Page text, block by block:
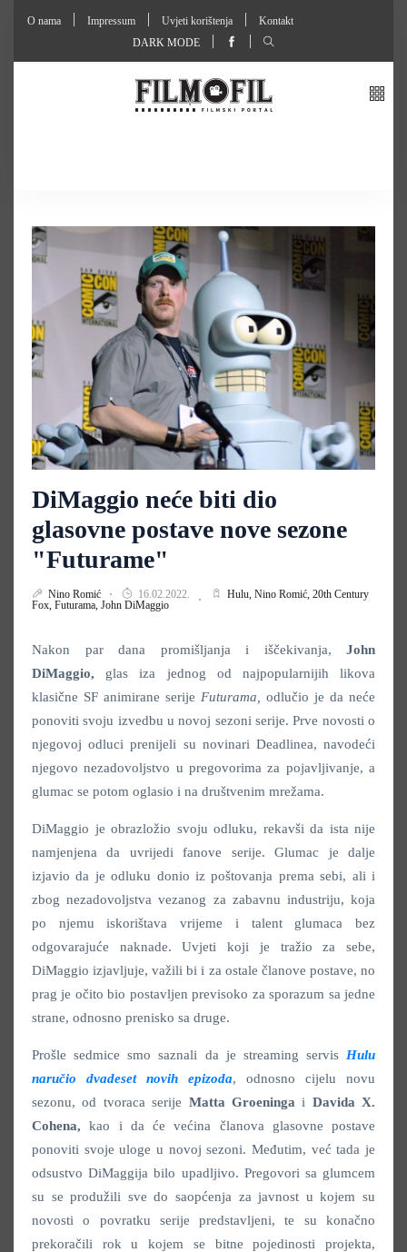
O nama Impressum Uvjeti korištenja
Kontakt
DARK MODE
DiMaggio neće biti dio
glasovne postave nove sezone
"Futurame"
Nino Romić 16.02.2022. Hulu, Nino Romić, 20th Century
Fox, Futurama, John DiMaggio
Nakon par dana promišljanja i iščekivanja, John
DiMaggio, glas iza jednog od najpopularnijih likova
klasične SF animirane serije Futurama, odlučio je da neće
ponoviti svoju izvedbu u novoj sezoni serije. Prve novosti o
njegovoj odluci prenijeli su novinari Deadlinea, navodeći
njegovo nezadovoljstvo u pregovorima za pojavljivanje, a
glumac se potom oglasio i na društvenim mrežama.
DiMaggio je obrazložio svoju odluku, rekavši da ista nije
namjenjena da uvrijedi fanove serije. Glumac je dalje
izjavio da je odluku donio iz poštovanja prema sebi, ali i
zbog nezadovoljstva vezanog za zabavnu industriju, koja
po njemu iskorištava vrijeme i talent glumaca bez
odgovarajuće naknade. Uvjeti koji je tražio za sebe,
DiMaggio izjavljuje, važili bi i za ostale članove postave, no
prag je očito bio postavljen previsoko za sporazum sa jedne
strane, odnosno prenisko sa druge.
Prošle sedmice smo saznali da je streaming servis Hulu
naručio dvadeset novih epizoda, odnosno cijelu novu
sezonu, od tvoraca serije Matta Groeningai Davida X.
Cohena,kao i da će većina članova glasovne postave
ponoviti svoje uloge u novoj sezoni. Međutim, već tada je
odsustvo DiMaggija bilo upadljivo. Pregovori sa glumcem
su se produžili sve do saopćenja za javnost u kojem su
novosti o povratku serije predstavljeni, te su konačno
prekoračili rok u kojem se bitne pojedinosti projekta,